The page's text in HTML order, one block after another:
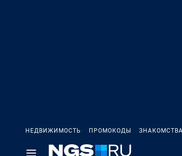
НЕДВИЖИМОСТЬ ПРОМОКОДЫ ЗНАКОМСТВА